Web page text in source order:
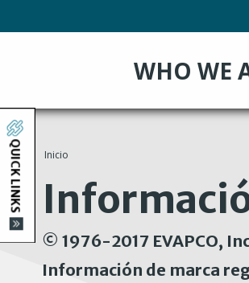
al
WHO WE
You
are
here
Inicio
© 1976-2017 EVAPCO,
Información de marca
QUICK LINKS